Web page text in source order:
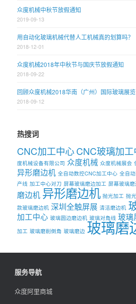
众度机械中秋节放假通知
2019-09-13
用自动化玻璃机械代替人工机械真的划算吗？
2018-12-01
众度机械2018年中秋节与国庆节放假通知
2018-09-22
回顾众度机械2018华南（广州）国际玻璃展
2018-09-12
热搜词
CNC加工中心CNC玻璃加
度机械设备有限公司 众度机械 众度机械展会
异形磨边机 全自动数控CNC加工中心 全自
产线 加工中心对刀 屏幕玻璃磨边加工 屏幕玻璃
磨边机 异形磨边机 抛光加工 抛
款玻璃磨边机 深圳全触屏展 清洁磨边机
加工中心 玻璃圆边磨边机 玻璃对角线 玻璃
加工 玻璃磨削倒角 玻璃磨边 玻璃磨
服务导航
众度阿里商城